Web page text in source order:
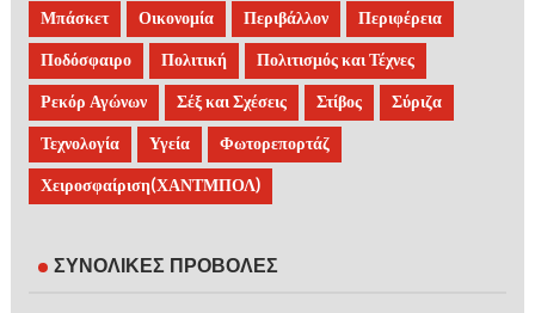
Μπάσκετ Οικονομία Περιβάλλον Περιφέρεια
Ποδόσφαιρο Πολιτική Πολιτισμός και Τέχνες
Ρεκόρ Αγώνων Σέξ και Σχέσεις Στίβος Σύριζα
Τεχνολογία Υγεία Φωτορεπορτάζ
Χειροσφαίριση(ΧΑΝΤΜΠΟΛ)
ΣΥΝΟΛΙΚΕΣ ΠΡΟΒΟΛΕΣ